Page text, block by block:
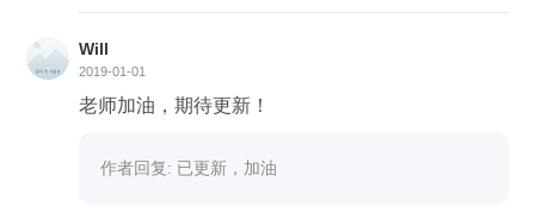
Will
2019-01-01
老师加油，期待更新！
作者回复: 已更新，加油